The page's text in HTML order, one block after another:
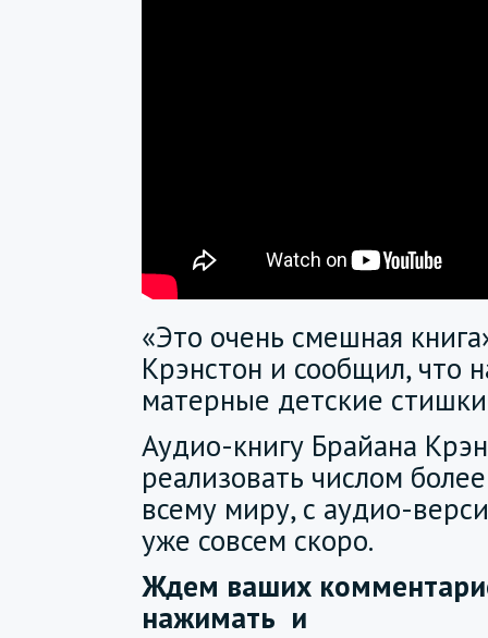
«Это очень смешная
Крэнстон и сообщил, что
матерные детские
Аудио-книгу Брайана
реализовать числом
всему миру, с аудио-
уже совсем скоро.
Ждем ваших
нажимать и